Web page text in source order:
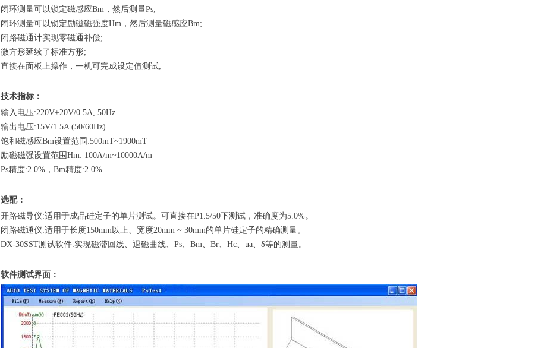
闭环测量可以锁定磁感应Bm，然后测量Ps;
闭环测量可以锁定励磁磁强度Hm，然后测量磁感应Bm;
闭路磁通计实现零磁通补偿;
微方形延续了标准方形;
直接在面板上操作，一机可完成设定值测试;
技术指标：
输入电压:220V±20V/0.5A, 50Hz
输出电压:15V/1.5A (50/60Hz)
饱和磁感应Bm设置范围:500mT~1900mT
励磁磁强设置范围Hm: 100A/m~10000A/m
Ps精度:2.0%，Bm精度:2.0%
选配：
开路磁导仪:适用于成品硅定子的单片测试。可直接在P1.5/50下测试，准确度为5.0%。
闭路磁通仪:适用于长度150mm以上、宽度20mm ~ 30mm的单片硅定子的精确测量。
DX-30SST测试软件:实现磁滞回线、退磁曲线、Ps、Bm、Br、Hc、ua、δ等的测量。
软件测试界面：